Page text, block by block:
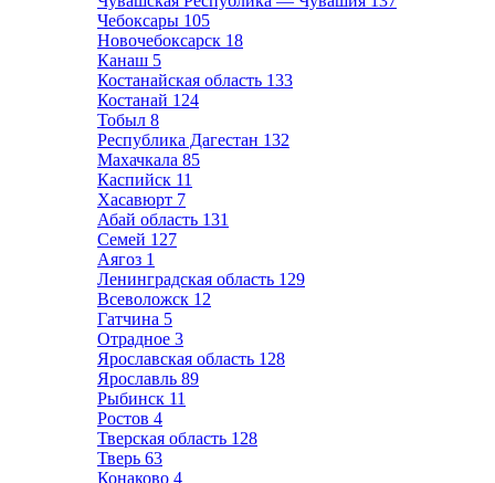
Чебоксары 105
Новочебоксарск 18
Канаш 5
Костанайская область 133
Костанай 124
Тобыл 8
Республика Дагестан 132
Махачкала 85
Каспийск 11
Хасавюрт 7
Абай область 131
Семей 127
Аягоз 1
Ленинградская область 129
Всеволожск 12
Гатчина 5
Отрадное 3
Ярославская область 128
Ярославль 89
Рыбинск 11
Ростов 4
Тверская область 128
Тверь 63
Конаково 4